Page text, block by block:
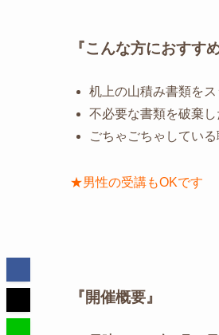
『こんな方におすすめ
机上の山積み書類を
不必要な書類を破棄
ごちゃごちゃしてい
★男性の受講もOKです
『開催概要』